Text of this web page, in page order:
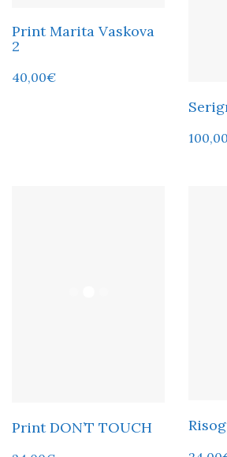
Print Marita Vaskova
2
40,00€
100,00
Print DON’T TOUCH